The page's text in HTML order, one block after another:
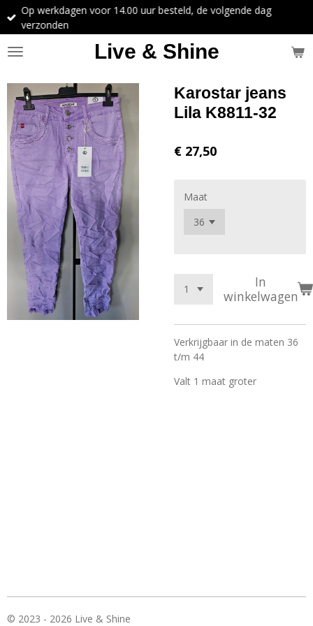
Ga
direct
de
Live & Shine
Op werkdagen voor 14.00 uur besteld, de volgende dag
verzonden
Karostar jeans
Lila K8811-32
€ 27,50
Maat
In
winkelwagen
Verkrijgbaar in de maten 36
t/m 44
Valt 1 maat groter
© 2023 - 2026 Live & Shine